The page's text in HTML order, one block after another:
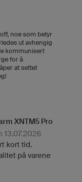
noe som betyr
ut avhengig
kommunisert
for å
at settet
XNTM5 Pro
13.07.2026
kort tid.
på varene